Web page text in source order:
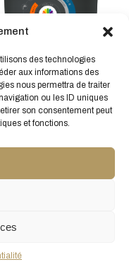
des technologies
aux informations des
nous permettra de traiter
ou les ID uniques
son consentement peut
et fonctions.
d'un expert
produit
a
peuvent
SEALER La finition
de34,09€ HT